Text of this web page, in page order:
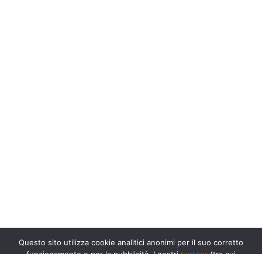
Questo sito utilizza cookie analitici anonimi per il suo corretto